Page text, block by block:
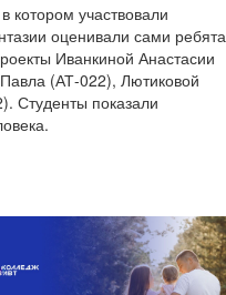
котором участвовали
оценивали сами ребята
Иванкиной Анастасии
(АТ-022), Лютиковой
Студенты показали